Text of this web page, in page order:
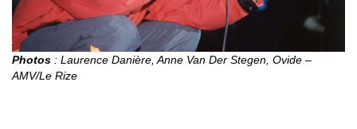
Photos : Laurence Danière, Anne Van Der Stegen, Ovide –
AMV/Le Rize